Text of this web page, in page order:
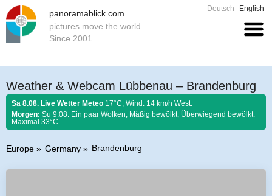
panoramablick.com
pictures move the world
Since 2001
Deutsch English
Weather & Webcam Lübbenau – Brandenburg
Sa 8.08. Live Wetter Meteo 17°C, Wind: 14 km/h West.
Morgen: Su 9.08. Ein paar Wolken, Mäßig bewölkt, Überwiegend bewölkt.
Maximal 33°C.
Europe Germany Brandenburg